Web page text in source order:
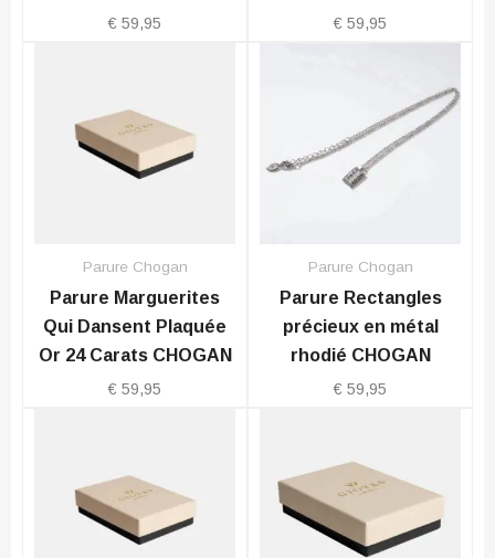
€ 59,95 € 59,95
Parure Chogan
Parure Marguerites
Qui Dansent Plaquée
Or 24 Carats CHOGAN
€ 59,95
Parure Chogan
Parure Rectangles
précieux en métal
rhodié CHOGAN
€ 59,95